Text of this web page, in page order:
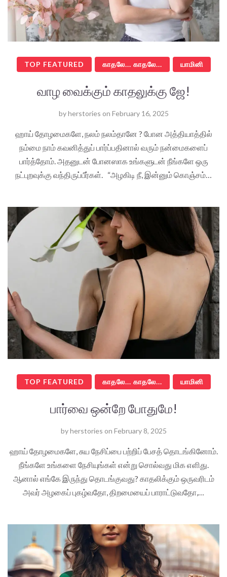
TOP FEATURED காதலே... காதலே... யாமினி
வாழ வைக்கும் காதலுக்கு ஜே!
byherstories on February 16, 2025
ஹாய் தோழமைகளே, நலம் நலம்தானே ? போன அத்தியாத்தில்
நம்மை நாம் கவனித்துப் பார்ப்பதினால் வரும் நன்மைகளைப்
பார்த்தோம். அதனுடன் போனஸாக உங்களுடன் நீங்களே ஒரு
நட்புறவுக்கு வந்திருப்பீர்கள். “அழகிடி நீ, இன்னும் கொஞ்சம்…
TOP FEATURED காதலே... காதலே... யாமினி
பார்வை ஒன்றே போதுமே!
byherstories on February 8, 2025
ஹாய் தோழமைகளே, சுய நேசிப்பை பற்றிப் பேசத் தொடங்கினோம்.
நீங்களே உங்களை நேசியுங்கள் என்று சொல்வது மிக எளிது.
ஆனால் எங்கே இருந்து தொடங்குவது? காதலிக்கும் ஒருவரிடம்
அவர் அழகைப் புகழ்வதோ, திறமையைப் பாராட்டுவதோ,…